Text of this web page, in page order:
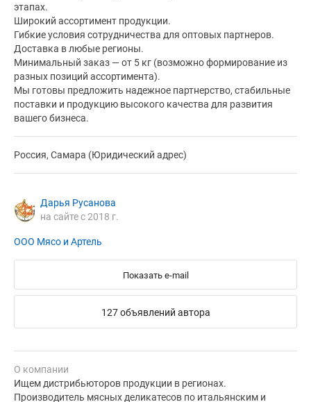
этапах.
Широкий ассортимент продукции.
Гибкие условия сотрудничества для оптовых партнеров.
Доставка в любые регионы.
Минимальный заказ — от 5 кг (возможно формирование из
разных позиций ассортимента).
Мы готовы предложить надежное партнерство, стабильные
поставки и продукцию высокого качества для развития
вашего бизнеса.
Россия, Самара (Юридический адрес)
Дарья Русанова
на сайте с 2018 г.
ООО Мясо и Артель
Показать e-mail
127 объявлений автора
О компании
Ищем дистрибьюторов продукции в регионах.
Производитель мясных деликатесов по итальянским и